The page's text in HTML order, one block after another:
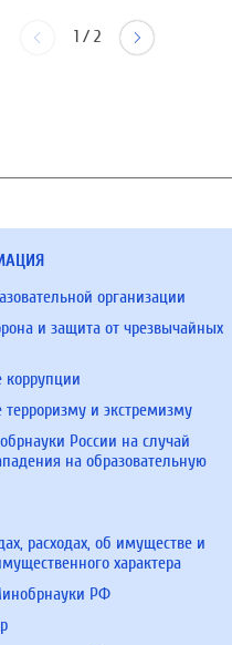
1 / 2
организации
и защита от чрезвычайных
коррупции
терроризму и экстремизму
России на случай
на образовательную
расходах, об имуществе и
характера
РФ